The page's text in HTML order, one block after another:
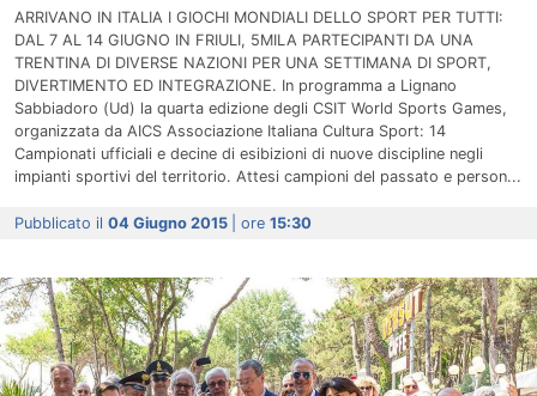
ARRIVANO IN ITALIA I GIOCHI MONDIALI DELLO SPORT PER TUTTI:
DAL 7 AL 14 GIUGNO IN FRIULI, 5MILA PARTECIPANTI DA UNA
TRENTINA DI DIVERSE NAZIONI PER UNA SETTIMANA DI SPORT,
DIVERTIMENTO ED INTEGRAZIONE. In programma a Lignano
Sabbiadoro (Ud) la quarta edizione degli CSIT World Sports Games,
organizzata da AICS Associazione Italiana Cultura Sport: 14
Campionati ufficiali e decine di esibizioni di nuove discipline negli
impianti sportivi del territorio. Attesi campioni del passato e person...
Pubblicato il 04 Giugno 2015 | ore 15:30